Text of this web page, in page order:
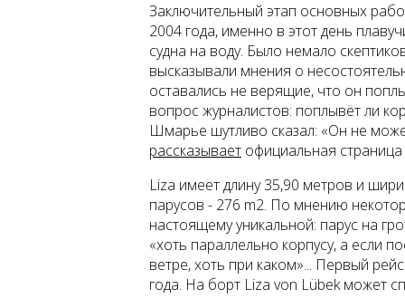
Заключительный этап основных
2004 года, именно в этот день
судна на воду. Было немало
высказывали мнения о
оставались не верящие, что он
вопрос журналистов: поплывёт ли
Шмарье шутливо сказал: «Он не
рассказывает официальная
Liza имеет длину 35,90 метров и
парусов - 276 m2. По мнению
настоящему уникальной: парус на
«хоть параллельно корпусу, а если
ветре, хоть при каком»... Первый
года. На борт Liza von Lübek может